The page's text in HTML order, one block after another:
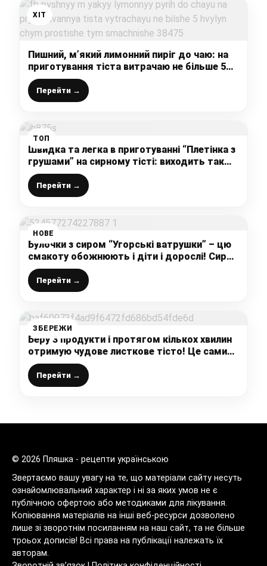
ХІТ
Пишний, м’який лимонний пиріг до чаю: на
приготування тіста витрачаю не більше 5
хвилин, чим простіше тим смачніше
Перейти →
ТОП
Швидка та легка в приготуванні “Плетінка з
грушами” на сирному тісті: виходить так
смачно і красиво, що печу її вже кілька днів
підряд
Перейти →
НОВЕ
Булочки з сиром “Угорські ватрушки” – цю
смакоту обожнюють і діти і дорослі! Сир
не витікає, А БУЛОЧКИ ДУЖЕ НІЖНІ!
Перейти →
ЗБЕРЕЖИ
Беру 3 продукти і протягом кількох хвилин
отримую чудове листкове тісто! Це самий
вдалий і простенький рецепт! Беріть на
замітку!
Перейти →
© 2026 Пляшка - рецепти українською
Звертаємо вашу увагу на те, що матеріали сайту несуть
ознайомлювальний характер і ні за яких умов не є
публічною офертою або методиками для лікування.
Копіювання матеріалів на інші веб-ресурси дозволено
лише зі зворотнім посиланням на наш сайт, та не більше
троьох дописів! Всі права на публікації належать їх
авторам.